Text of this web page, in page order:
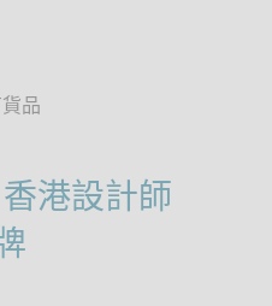
品
香港設計師